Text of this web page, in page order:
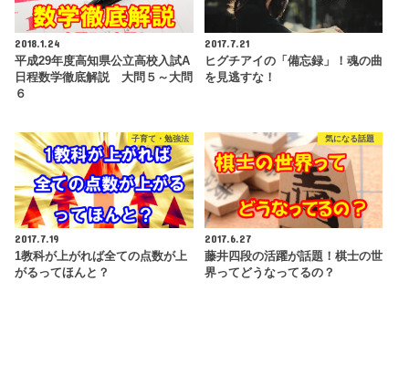
2018.1.24
平成29年度高知県公立高校入試A
日程数学徹底解説 大問５～大問
６
2017.7.21
ヒグチアイの「備忘録」！魂の曲
を見逃すな！
子育て・勉強法
2017.7.19
1教科が上がれば全ての点数が上
がるってほんと？
気になる話題
2017.6.27
藤井四段の活躍が話題！棋士の世
界ってどうなってるの？